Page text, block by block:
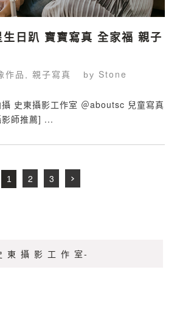
日趴 寶寶寫真 全家福 親子
作品 親子寫真 by Stone
史東攝影工作室 ＠aboutsc 兒童寫真
師推薦] ​​​​​...
1 2 3
東 攝 影 工 作 室-